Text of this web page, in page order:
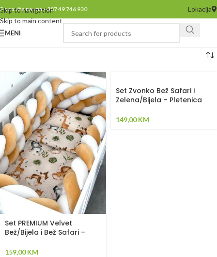
Skip to navigation
Skip to main content
Pozovite nas na +387 49 746 930 Lokacija
MENI
Set PREMIUM Velvet
Bež/Bijela i Bež Safari –
plahta, jastuk i jorgan
159,00KM
Set Zvonko Bež Safari i
Zelena/Bijela – Pletenica
zvijezde, plahta, jastuk i
149,00KM